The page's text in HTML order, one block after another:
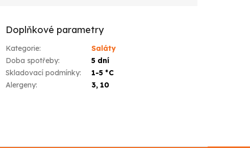
Doplňkové parametry
Kategorie:
Saláty
Doba spotřeby:
5 dní
Skladovací podmínky:
1-5 °C
Alergeny: 3, 10